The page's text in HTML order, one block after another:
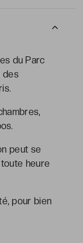
du Parc
des
peut se
heure
pour bien